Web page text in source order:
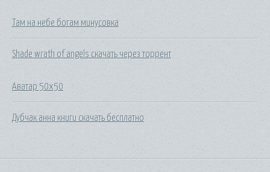
Там на небе богам минусовка
Shade wrath of angels скачать через торрент
Аватар 50x50
Дубчак анна книги скачать бесплатно